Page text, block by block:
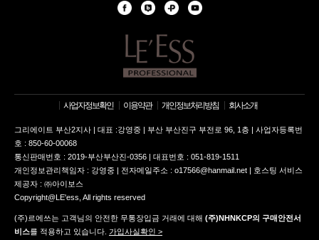
사업자정보확인 이용약관 개인정보처리방침 회사소개
그리에이트 부산2지사 | 대표 :강영중 | 부산 부산진구 부전로 96, 1층 | 사업자등록번
호 : 850-60-00068
통신판매번호 : 2019-부산부산진-0356 | 대표번호 : 051-819-1511
개인정보관리책임자 : 강영중 | 전자메일주소 : o17566@hanmail.net | 호스팅 서비스
제공자 : ㈜아이보스
Copyright@LE'ess, All rights reserved
(주)르에쓰는 고객님의 안전한 무통장입금 거래에 대해 (주)NHNKCP의 구매안전서
비스를 적용하고 있습니다. 가입사실확인 >